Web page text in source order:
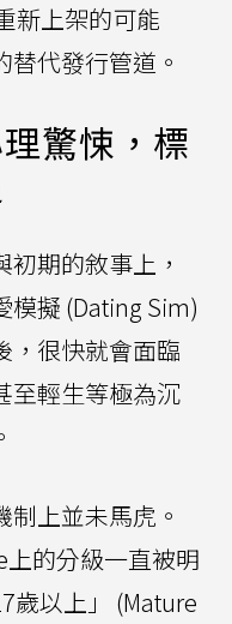
新上架的可能
代發行管道。
驚悚，標
初期的敘事上，
模擬 (Dating Sim)
，很快就會面臨
至輕生等極為沉
上並未馬虎。
上的分級一直被明
歲以上」 (Mature